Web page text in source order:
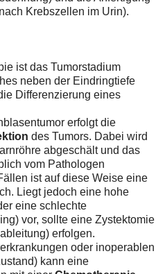
Krebszellen im Urin).
ist das Tumorstadium
neben der Eindringtiefe
Differenzierung eines
erfolgt die
des Tumors. Dabei wird
abgeschält und das
vom Pathologen
ist auf diese Weise eine
Liegt jedoch eine hohe
eine schlechte
vor, sollte eine Zystektomie
erfolgen.
oder inoperablen
kann eine